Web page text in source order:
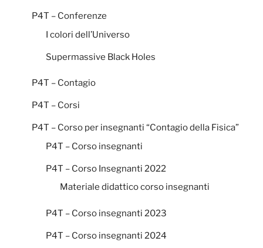
P4T – Conferenze
I colori dell’Universo
Supermassive Black Holes
P4T – Contagio
P4T – Corsi
P4T – Corso per insegnanti “Contagio della Fisica”
P4T – Corso insegnanti
P4T – Corso Insegnanti 2022
Materiale didattico corso insegnanti
P4T – Corso insegnanti 2023
P4T – Corso insegnanti 2024